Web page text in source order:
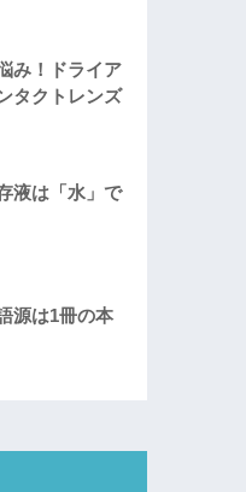
み！ドライア
タクトレンズ
液は「水」で
源は1冊の本